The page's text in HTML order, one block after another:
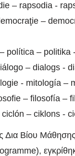
– rapsodia -
–
política – politika
– dialogs -
- mitología –
– filosofía –
– ciklons -
Δια Βίου